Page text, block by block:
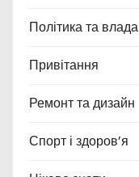
Політика та влада
Привітання
Ремонт та дизайн
Спорт і здоров’я